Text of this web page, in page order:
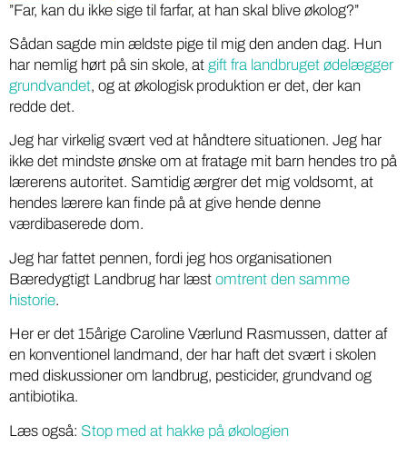
”Far, kan du ikke sige til farfar, at han skal blive økolog?”
Sådan sagde min ældste pige til mig den anden dag. Hun
har nemlig hørt på sin skole, at gift fra landbruget ødelægger
grundvandet, og at økologisk produktion er det, der kan
redde det.
Jeg har virkelig svært ved at håndtere situationen. Jeg har
ikke det mindste ønske om at fratage mit barn hendes tro på
lærerens autoritet. Samtidig ærgrer det mig voldsomt, at
hendes lærere kan finde på at give hende denne
værdibaserede dom.
Jeg har fattet pennen, fordi jeg hos organisationen
Bæredygtigt Landbrug har læst omtrent den samme
historie.
Her er det 15årige Caroline Værlund Rasmussen, datter af
en konventionel landmand, der har haft det svært i skolen
med diskussioner om landbrug, pesticider, grundvand og
antibiotika.
Læs også: Stop med at hakke på økologien